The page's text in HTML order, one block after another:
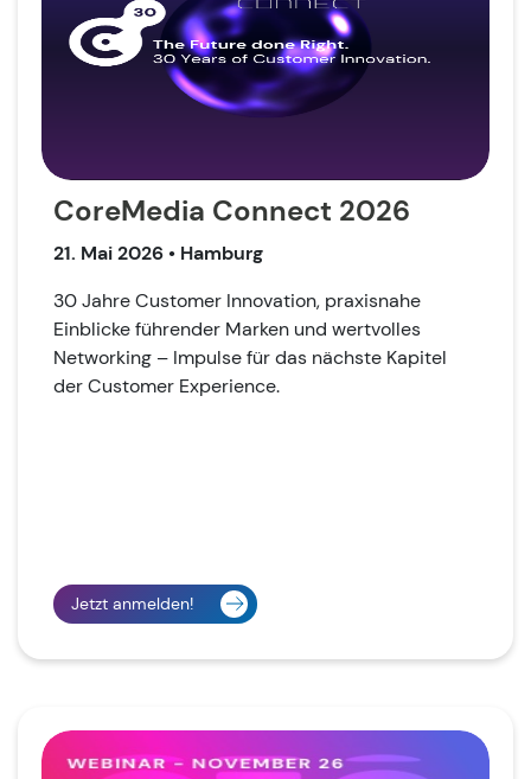
CoreMedia Connect 2026
21. Mai 2026 • Hamburg
30 Jahre Customer Innovation, praxisnahe
Einblicke führender Marken und wertvolles
Networking – Impulse für das nächste Kapitel
der Customer Experience.
Jetzt anmelden!